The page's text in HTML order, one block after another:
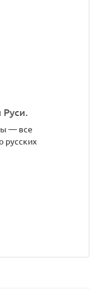
Руси.
— все
русских